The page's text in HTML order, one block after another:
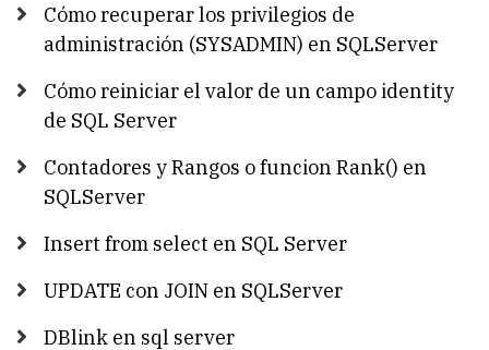
Cómo recuperar los privilegios de
administración (SYSADMIN) en SQLServer
Cómo reiniciar el valor de un campo identity
de SQL Server
Contadores y Rangos o funcion Rank() en
SQLServer
Insert from select en SQL Server
UPDATE con JOIN en SQLServer
DBlink en sql server